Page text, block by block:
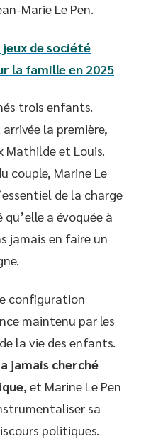
Marie Le Pen.
jeux de société
la famille en 2025
trois enfants.
la première,
Mathilde et Louis.
couple, Marine Le
de la charge
a évoquée à
jamais en faire un
configuration
maintenu par les
la vie des enfants.
jamais cherché
, et Marine Le Pen
sa
politiques.